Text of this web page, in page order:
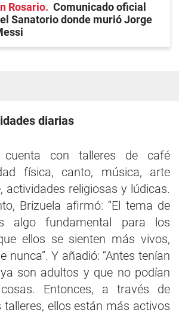
Rosario
Comunicado oficial
Sanatorio donde murió Jorge
diarias
cuenta con talleres de café
física, canto, música, arte
actividades religiosas y lúdicas.
Brizuela afirmó: “El tema de
algo fundamental para los
ellos se sienten más vivos,
nunca”. Y añadió: “Antes tenían
son adultos y que no podían
Entonces, a través de
ellos están más activos